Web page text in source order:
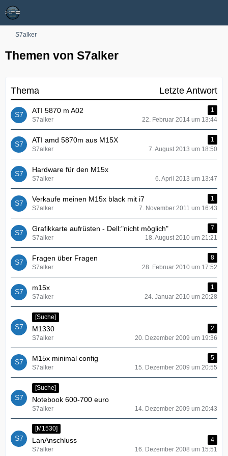
S7alker
Themen von S7alker
Thema Letzte Antwort
ATI 5870 m A02
1
S7alker
22. Februar 2014 um 13:44
ATI amd 5870m aus M15X
1
S7alker
7. August 2013 um 18:50
Hardware für den M15x
S7alker 6. April 2013 um 13:47
Verkaufe meinen M15x black mit i7
1
S7alker
7. November 2011 um 16:43
Grafikkarte aufrüsten - Dell:"nicht möglich"
7
S7alker
18. August 2010 um 21:21
Fragen über Fragen
8
S7alker
28. Februar 2010 um 17:52
m15x
1
S7alker
24. Januar 2010 um 20:28
[Suche]
M1330
2
S7alker
20. Dezember 2009 um 19:36
M15x minimal config
5
S7alker
15. Dezember 2009 um 20:55
[Suche]
Notebook 600-700 euro
S7alker 14. Dezember 2009 um 20:43
[M1530]
LanAnschluss
4
S7alker
16. Dezember 2008 um 15:51